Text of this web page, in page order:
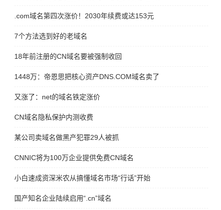
.com域名第四次涨价！2030年续费或达153元
7个方法选到好的老域名
18年前注册的CN域名要被强制收回
1448万：帝恩思把核心资产DNS.COM域名卖了
又涨了：net的域名铁定涨价
CN域名隐私保护内测收费
某公司卖域名做黑产犯罪29人被抓
CNNIC将为100万企业提供免费CN域名
小白速成资深米农从搞懂域名市场“行话”开始
国产知名企业陆续启用“.cn”域名